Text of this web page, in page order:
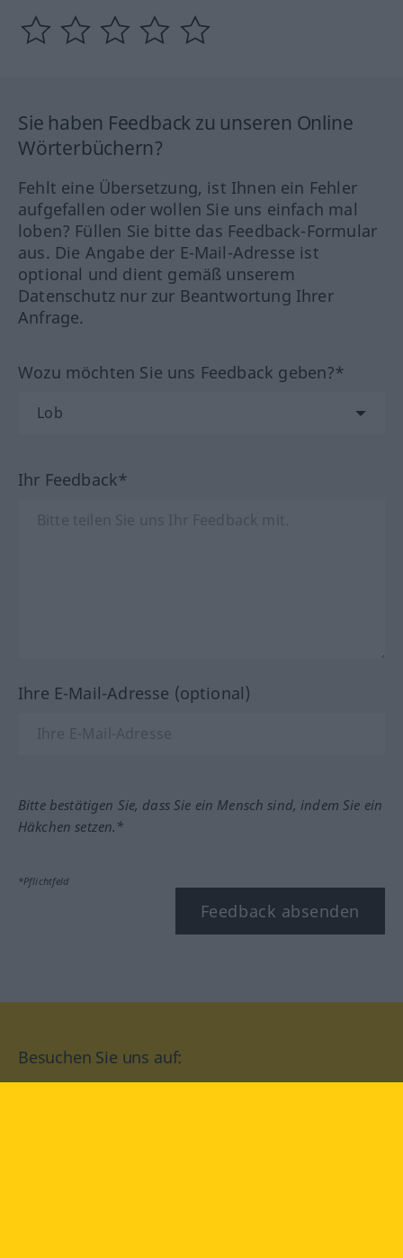
Sie haben Feedback zu unseren Online
Wörterbüchern?
Fehlt eine Übersetzung, ist Ihnen ein Fehler
aufgefallen oder wollen Sie uns einfach mal
loben? Füllen Sie bitte das Feedback-Formular
aus. Die Angabe der E-Mail-Adresse ist
optional und dient gemäß unserem
Datenschutz nur zur Beantwortung Ihrer
Anfrage.
Wozu möchten Sie uns Feedback geben?*
Ihr Feedback*
Ihre E-Mail-Adresse (optional)
Bitte bestätigen Sie, dass Sie ein Mensch sind, indem Sie ein
Häkchen setzen.*
*Pflichtfeld
Feedback absenden
Besuchen Sie uns auf: